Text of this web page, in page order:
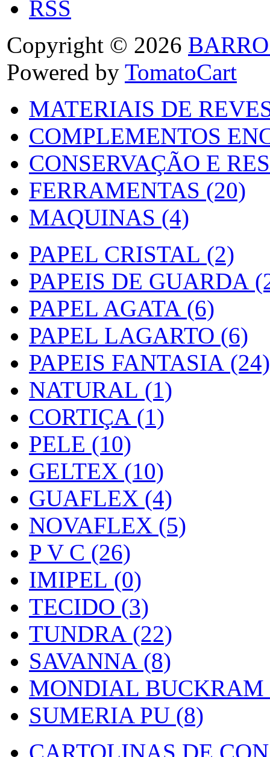
RSS
Copyright © 2026
Powered by TomatoCart
MATERIAIS DE
COMPLEMENTOS
CONSERVAÇÃO E
FERRAMENTAS (20)
MAQUINAS (4)
PAPEL CRISTAL (2)
PAPEIS DE GUARDA
PAPEL AGATA (6)
PAPEL LAGARTO (6)
PAPEIS FANTASIA (24)
NATURAL (1)
CORTIÇA (1)
PELE (10)
GELTEX (10)
GUAFLEX (4)
NOVAFLEX (5)
P V C (26)
IMIPEL (0)
TECIDO (3)
TUNDRA (22)
SAVANNA (8)
MONDIAL BUCKRAM
SUMERIA PU (8)